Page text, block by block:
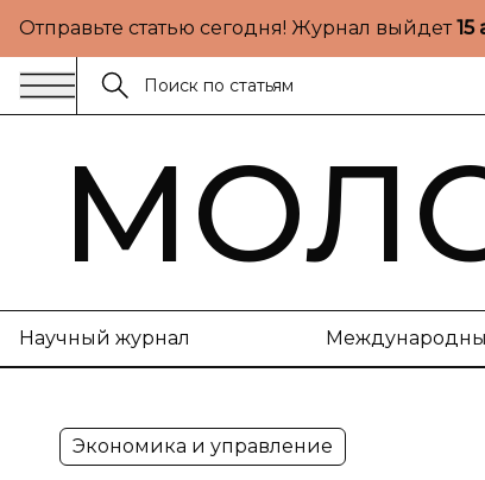
Отправьте статью сегодня! Журнал выйдет15
Научный журнал
Экономика и управление